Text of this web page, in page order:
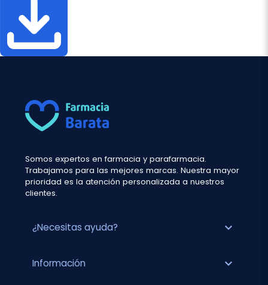
Somos expertos en farmacia y parafarmacia.
Trabajamos para las mejores marcas. Nuestra mayor
prioridad es la atención personalizada a nuestros
clientes.
¿Necesitas ayuda? expand_more
Información expand_more